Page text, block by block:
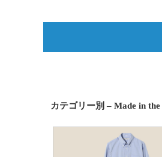
カテゴリー別 – Made in the